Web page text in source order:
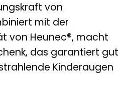
von
mit der
von Heunec®, macht
das garantiert gut
Kinderaugen